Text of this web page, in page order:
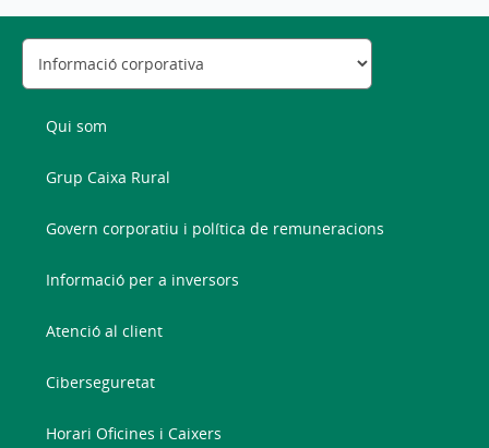
Qui som
Grup Caixa Rural
Govern corporatiu i política de remuneracions
Informació per a inversors
Atenció al client
Ciberseguretat
Horari Oficines i Caixers